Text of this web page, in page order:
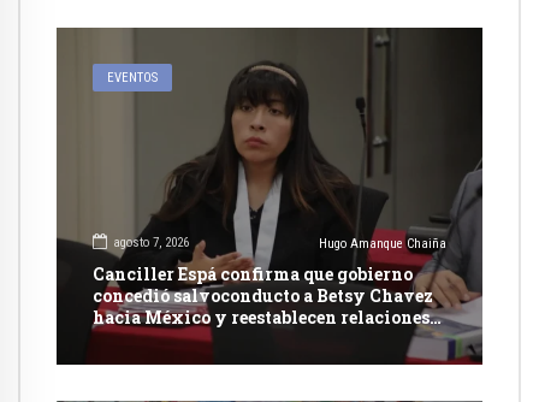
EVENTOS
agosto 7, 2026 Hugo Amanque Chaiña
Canciller Espá confirma que gobierno
concedió salvoconducto a Betsy Chavez
hacia México y reestablecen relaciones
con dicho país